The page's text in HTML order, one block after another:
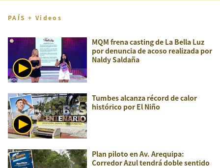
PAÍS + Videos
MQM frena casting de La Bella Luz
por denuncia de acoso realizada por
Naldy Saldaña
Tumbes alcanza récord de calor
histórico por El Niño
Plan piloto en Av. Arequipa:
Corredor Azul tendrá doble sentido